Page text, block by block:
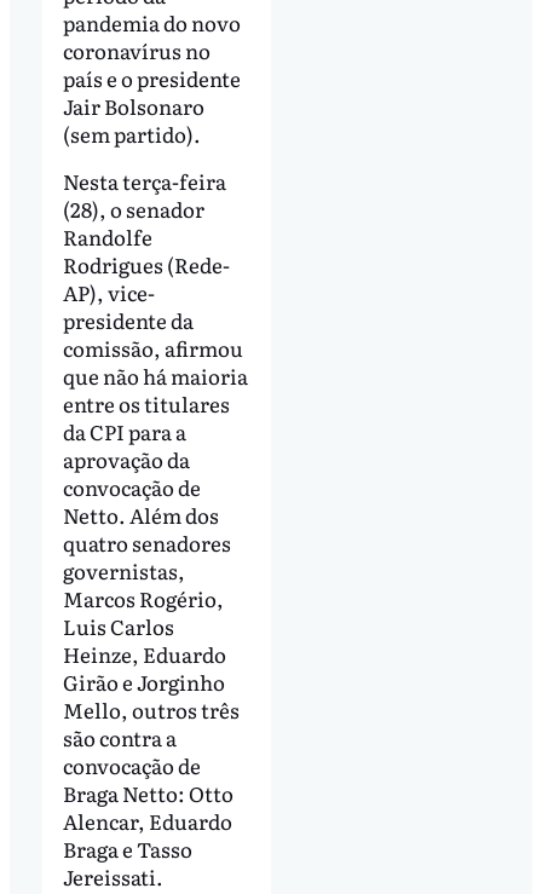
pandemia do novo
coronavírus no
país e o presidente
Jair Bolsonaro
(sem partido).
Nesta terça-feira
(28), o senador
Randolfe
Rodrigues (Rede-
AP), vice-
presidente da
comissão, afirmou
que não há maioria
entre os titulares
da CPI para a
aprovação da
convocação de
Netto. Além dos
quatro senadores
governistas,
Marcos Rogério,
Luis Carlos
Heinze, Eduardo
Girão e Jorginho
Mello, outros três
são contra a
convocação de
Braga Netto: Otto
Alencar, Eduardo
Braga e Tasso
Jereissati.